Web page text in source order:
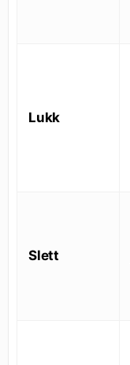
Lukk
Slett